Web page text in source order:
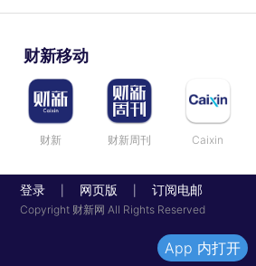
财新移动
财新 财新周刊 Caixin
登录 网页版 订阅电邮
Copyright 财新网 All Rights Reserved
App 内打开